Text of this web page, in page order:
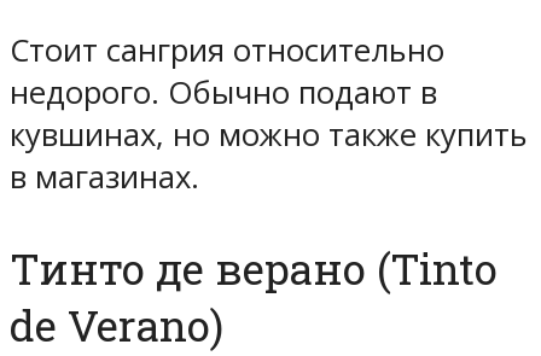
Стоит сангрия относительно
недорого. Обычно подают в
кувшинах, но можно также купить
в магазинах.
Тинто де верано (Tinto
de Verano)